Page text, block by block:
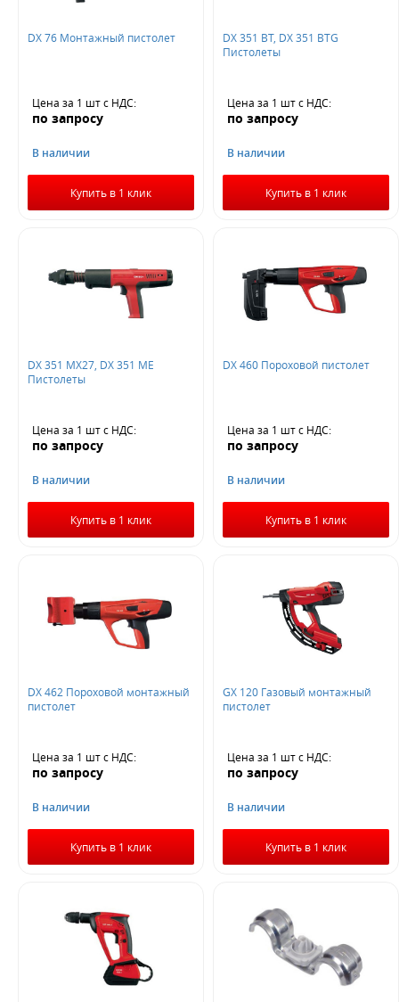
DX 76 Монтажный пистолет
Цена за 1 штс НДС:
по запросу
В наличии
Купить в 1 клик
DX 351 BT, DX 351 BTG
Пистолеты
Цена за 1 штс НДС:
по запросу
В наличии
Купить в 1 клик
DX 351 MX27, DX 351 ME
Пистолеты
Цена за 1 штс НДС:
по запросу
В наличии
Купить в 1 клик
DX 460 Пороховой пистолет
Цена за 1 штс НДС:
по запросу
В наличии
Купить в 1 клик
DX 462 Пороховой монтажный
пистолет
Цена за 1 штс НДС:
по запросу
В наличии
Купить в 1 клик
GX 120 Газовый монтажный
пистолет
Цена за 1 штс НДС:
по запросу
В наличии
Купить в 1 клик